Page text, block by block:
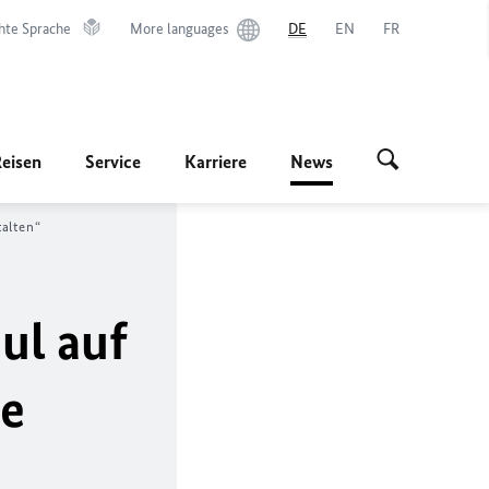
Sprache More languages DE EN FR
Service Karriere News
auf